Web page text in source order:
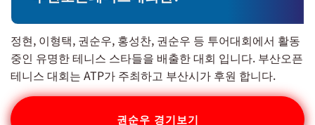
정현, 이형택, 권순우, 홍성찬, 권순우 등 투어대회에서 활동
중인 유명한 테니스 스타들을 배출한 대회 입니다. 부산오픈
테니스 대회는 ATP가 주최하고 부산시가 후원 합니다.
권순우 경기보기